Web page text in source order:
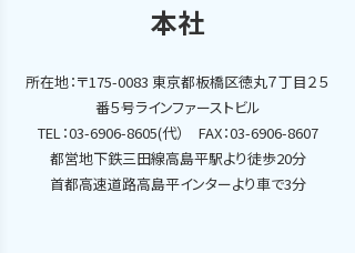
本社
所在地：〒175-0083 東京都板橋区徳丸７丁目２５
番５号ラインファーストビル
TEL：03-6906-8605(代） FAX：03-6906-8607
都営地下鉄三田線高島平駅より徒歩20分
首都高速道路高島平インターより車で3分